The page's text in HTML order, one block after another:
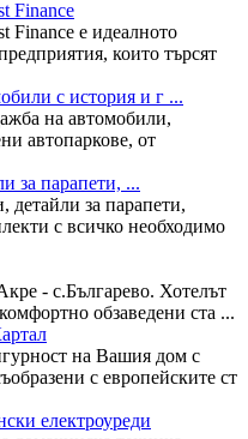
Finance
Finance е идеалното
които търсят
с история и г ...
на автомобили,
автопаркове, от
за парапети, ...
детайли за парапети,
с всичко необходимо
- с.Българево. Хотелът
обзаведени ста ...
на Вашия дом с
с европейските ст
електроуреди